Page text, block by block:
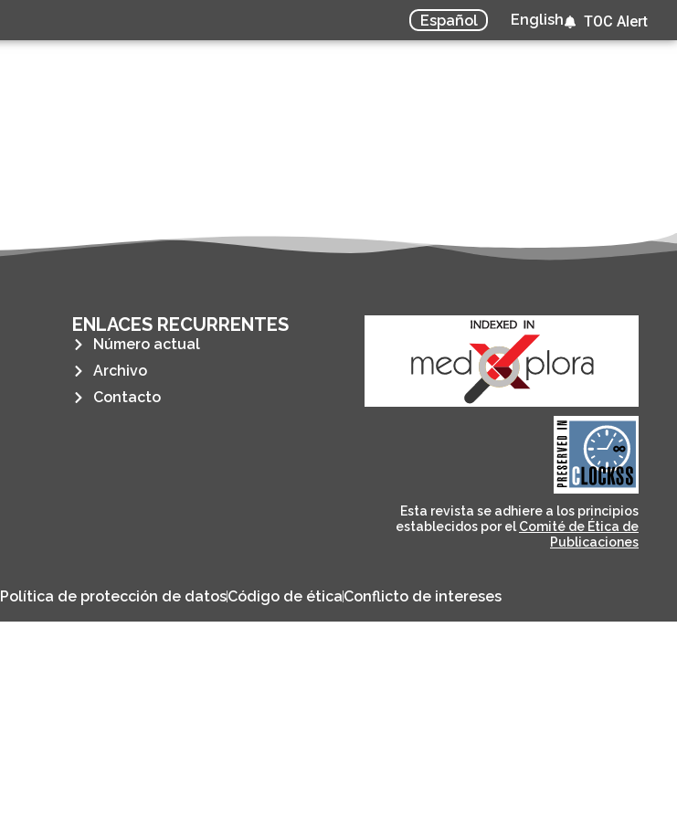
Español English TOC Alert
ENLACES RECURRENTES
Número actual
Archivo
Contacto
CLOCKSS is a dak archive
that ensures the long-
term survival of web-
based scholary
publications, governed by
and for its stakeholders.
Esta revista se adhiere a los principios
establecidos por el Comité de Ética de
Publicaciones
Política de protección de datosCódigo de éticaConflicto de intereses